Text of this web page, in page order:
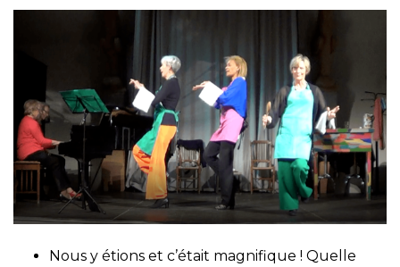
Nous y étions et c’était magnifique ! Quelle